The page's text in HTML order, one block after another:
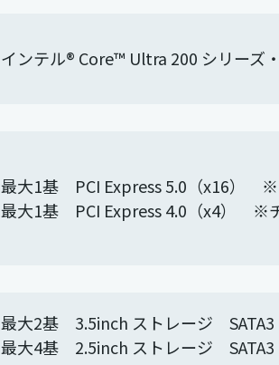
インテル® Core™ Ultra 200 シリーズ
最大1基 PCI Express 5.0（x16） ※
最大1基 PCI Express 4.0（x4） ※
最大2基 3.5inch ストレージ SATA3
最大4基 2.5inch ストレージ SATA3